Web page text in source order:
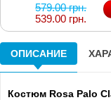
579.00 грн.
539.00 грн.
ОПИСАНИЕ
Костюм Rosa Palo